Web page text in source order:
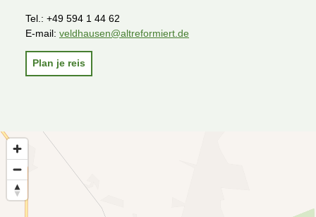
Tel.: +49 594 1 44 62
E-mail: veldhausen@altreformiert.de
Plan je reis